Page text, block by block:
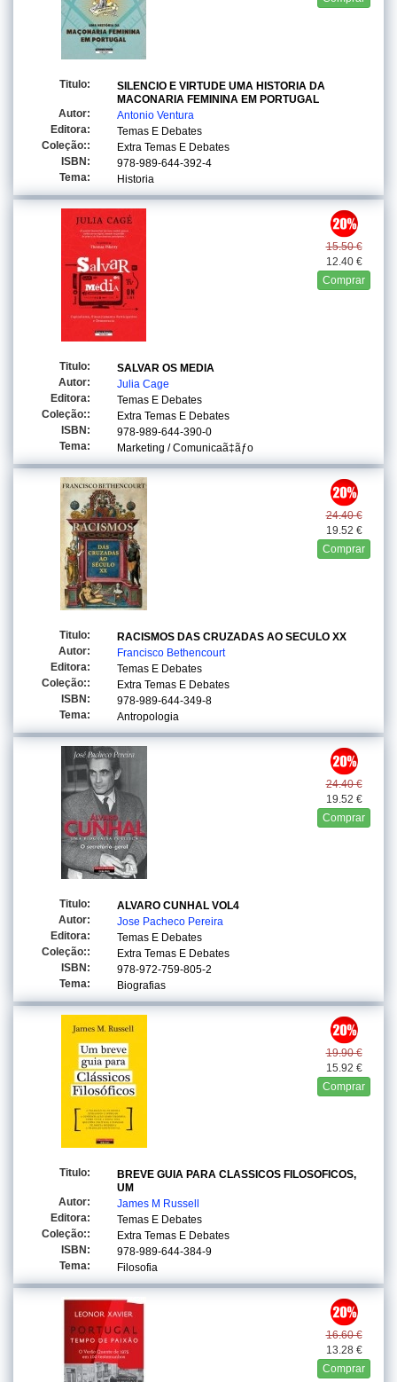
Titulo:
SILENCIO E VIRTUDE UMA HISTORIA DA
MACONARIA FEMININA EM PORTUGAL
Autor:
Antonio Ventura
Editora:
Temas E Debates
Coleção::
Extra Temas E Debates
ISBN:
978-989-644-392-4
Tema:
Historia
15.50 €
12.40 €
Comprar
Titulo:
SALVAR OS MEDIA
Autor:
Julia Cage
Editora:
Temas E Debates
Coleção::
Extra Temas E Debates
ISBN:
978-989-644-390-0
Tema:
Marketing / Comunicaã‡ãƒo
24.40 €
19.52 €
Comprar
Titulo:
RACISMOS DAS CRUZADAS AO SECULO XX
Autor:
Francisco Bethencourt
Editora:
Temas E Debates
Coleção::
Extra Temas E Debates
ISBN:
978-989-644-349-8
Tema:
Antropologia
24.40 €
19.52 €
Comprar
Titulo:
ALVARO CUNHAL VOL4
Autor:
Jose Pacheco Pereira
Editora:
Temas E Debates
Coleção::
Extra Temas E Debates
ISBN:
978-972-759-805-2
Tema:
Biografias
19.90 €
15.92 €
Comprar
Titulo:
BREVE GUIA PARA CLASSICOS FILOSOFICOS,
UM
Autor:
James M Russell
Editora:
Temas E Debates
Coleção::
Extra Temas E Debates
ISBN:
978-989-644-384-9
Tema:
Filosofia
16.60 €
13.28 €
Comprar